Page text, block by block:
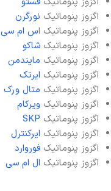
اگزوز پنوماتیک نورگرن
اگزوز پنوماتیک اس ام سی
اگزوز پنوماتیک شاکو
اگزوز پنوماتیک مایندمن
اگزوز پنوماتیک ایرتک
اگزوز پنوماتیک متال ورک
اگزوز پنوماتیک ویرکام
اگزوز پنوماتیک SKP
اگزوز پنوماتیک ایرکنترل
اگزوز پنوماتیک فوروارد
اگزوز پنوماتیک ال ام سی